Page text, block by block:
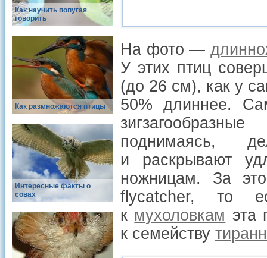
Как научить попугая
говорить
Как размножаются птицы
Интересные факты о
совах
На фото —
У этих птиц
(до 26 см), как у
50% длиннее.
поднимаясь,
и раскрывают
ножницам. За
flycatcher, то
к мухоловкам эта
к семейству